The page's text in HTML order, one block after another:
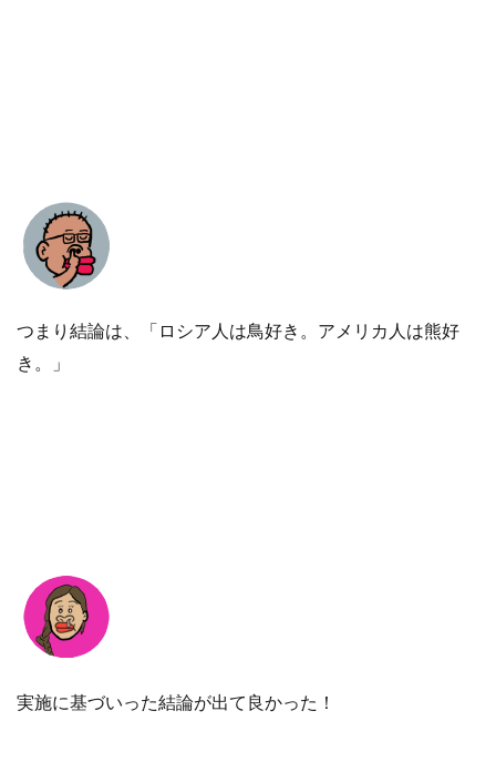
つまり結論は、「ロシア人は鳥好き。アメリカ人は熊好
き。」
実施に基づいった結論が出て良かった！